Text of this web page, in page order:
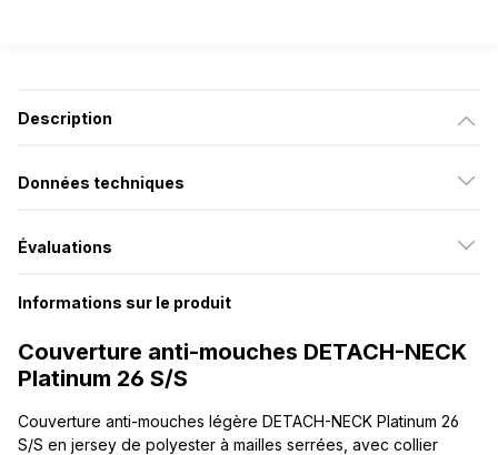
Description
Données techniques
Évaluations
Informations sur le produit
Couverture anti-mouches DETACH-NECK
Platinum 26 S/S
Couverture anti-mouches légère DETACH-NECK Platinum 26
S/S en jersey de polyester à mailles serrées, avec collier